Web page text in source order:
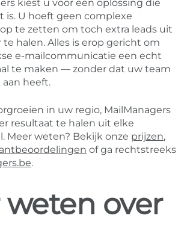
kiest u voor een oplossing die
is. U hoeft geen complexe
te zetten om toch extra leads uit
halen. Alles is erop gericht om
e-mailcommunicatie een echt
te maken — zonder dat uw team
aan heeft.
in uw regio, MailManagers
resultaat te halen uit elke
Meer weten? Bekijk onze prijzen,
of ga rechtstreeks
.
weten over